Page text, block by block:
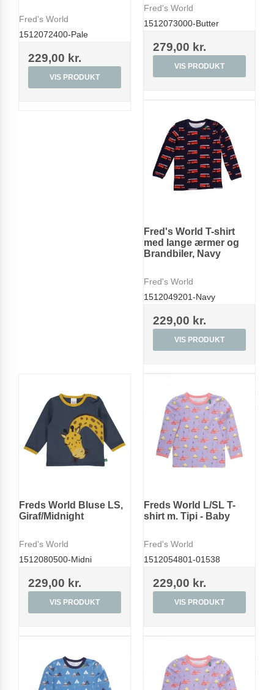
Fred's World
1512072400-Pale
229,00 kr.
VIS PRODUKT
Fred's World
1512073000-Butter
279,00 kr.
VIS PRODUKT
Fred's World T-shirt
med lange ærmer og
Brandbiler, Navy
Fred's World
1512049201-Navy
229,00 kr.
VIS PRODUKT
Freds World Bluse LS,
Giraf/Midnight
Fred's World
1512080500-Midni
229,00 kr.
VIS PRODUKT
Freds World L/SL T-
shirt m. Tipi - Baby
Fred's World
1512054801-01538
229,00 kr.
VIS PRODUKT